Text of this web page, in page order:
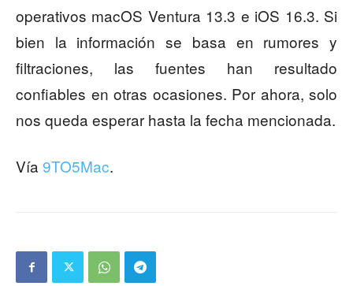
operativos macOS Ventura 13.3 e iOS 16.3. Si
bien la información se basa en rumores y
filtraciones, las fuentes han resultado
confiables en otras ocasiones. Por ahora, solo
nos queda esperar hasta la fecha mencionada.
Vía 9TO5Mac.